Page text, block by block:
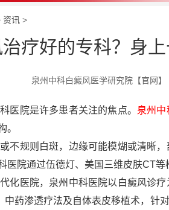
资讯 >
疗好的专科？身
泉州中科白癜风医学研究院【官网】
院是许多患者关注的焦点。 泉州中
。
规则白斑，边缘可能模煳或清晰，
院通过伍德灯、美国三维皮肤CT
医院，泉州中科医院以白癜风诊疗
中药渗透疗法及自体表皮移植术，